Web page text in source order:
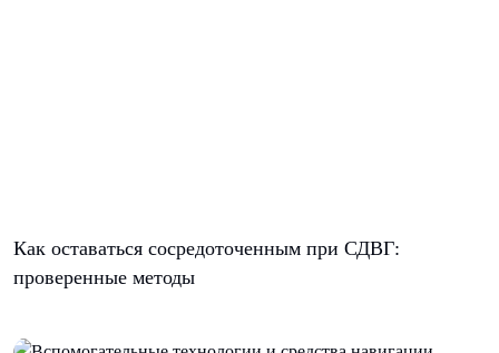
Как оставаться сосредоточенным при СДВГ:
проверенные методы